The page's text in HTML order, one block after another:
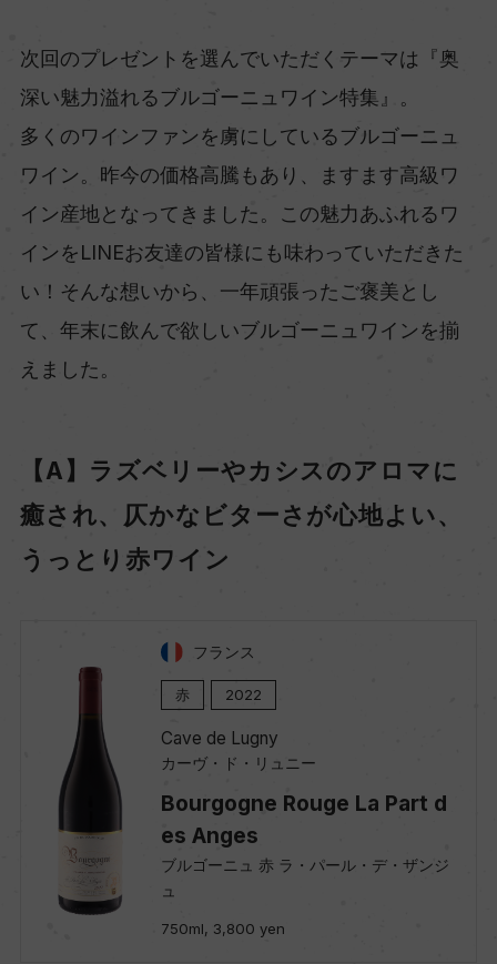
次回のプレゼントを選んでいただくテーマは『奥
深い魅力溢れるブルゴーニュワイン特集』。
多くのワインファンを虜にしているブルゴーニュ
ワイン。昨今の価格高騰もあり、ますます高級ワ
イン産地となってきました。この魅力あふれるワ
インをLINEお友達の皆様にも味わっていただきた
い！そんな想いから、一年頑張ったご褒美とし
て、年末に飲んで欲しいブルゴーニュワインを揃
えました。
【A】ラズベリーやカシスのアロマに
癒され、仄かなビターさが心地よい、
うっとり赤ワイン
フランス
赤 2022
Cave de Lugny
カーヴ・ド・リュニー
Bourgogne Rouge La Part d
es Anges
ブルゴーニュ 赤 ラ・パール・デ・ザンジ
ュ
750ml, 3,800 yen